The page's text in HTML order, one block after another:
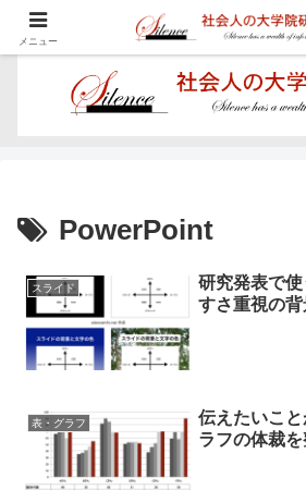
学びを楽しむ - Proposal for Acquiring
PowerPoint
スライド
研究発表で
すさ重視の背
表・グラフ
伝えたいこ
ラフの体裁
メニュー